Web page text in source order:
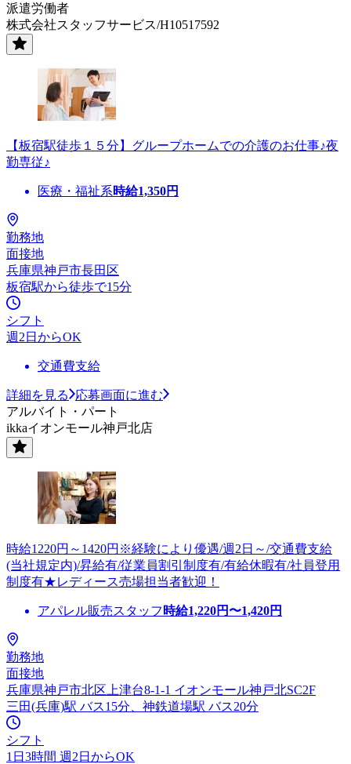
派遣労働者
株式会社スタッフサービス/H10517592
【板宿駅徒歩１５分】グループホームでの介護のお仕事♪夜
勤専従♪
医療・福祉系時給1,350円
勤務地
面接地
兵庫県神戸市長田区
板宿駅から徒歩で15分
シフト
週2日からOK
交通費支給
詳細を見る
応募画面に進む
アルバイト・パート
ikkaイオンモール神戸北店
時給1220円～1420円※経験により優遇/週2日～/交通費支給
(当社規定内)/昇給有/従業員割引制度有/有給休暇有/社員登用
制度有★レディース売場担当者歓迎！
アパレル販売スタッフ 時給1,220円〜1,420円
勤務地
面接地
兵庫県神戸市北区上津台8-1-1 イオンモール神戸北SC2F
三田(兵庫)駅 バス15分、神鉄道場駅 バス20分
シフト
1日3時間 週2日からOK